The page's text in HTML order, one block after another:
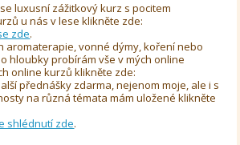
luxusní zážitkový kurz s pocitem
u nás v lese klikněte zde:
zde.
aromaterapie, vonné dýmy, koření nebo
hloubky probírám vše v mých online
online kurzů klikněte zde:
přednášky zdarma, nejenom moje, ale i s
na různá témata mám uložené klikněte
shlédnutí zde.